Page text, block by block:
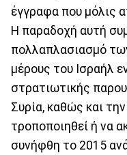
έγγραφα που μόλις
Η παραδοχή αυτή
πολλαπλασιασμό
μέρους του Ισραήλ
στρατιωτικής
Συρία, καθώς και
τροποποιηθεί ή να
συνήφθη το 2015